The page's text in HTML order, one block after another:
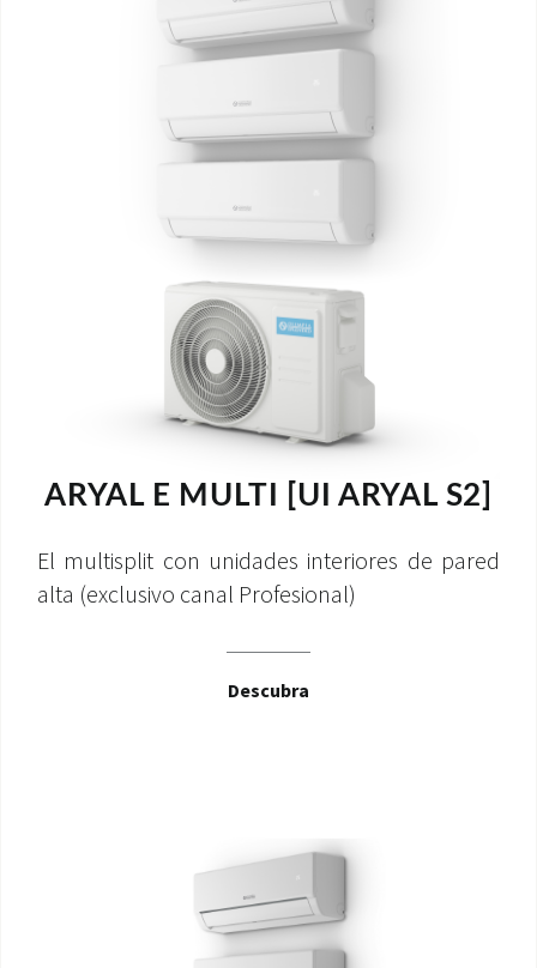
ARYAL E MULTI [UI ARYAL S2]
El multisplit con unidades interiores de pared
alta (exclusivo canal Profesional)
Descubra